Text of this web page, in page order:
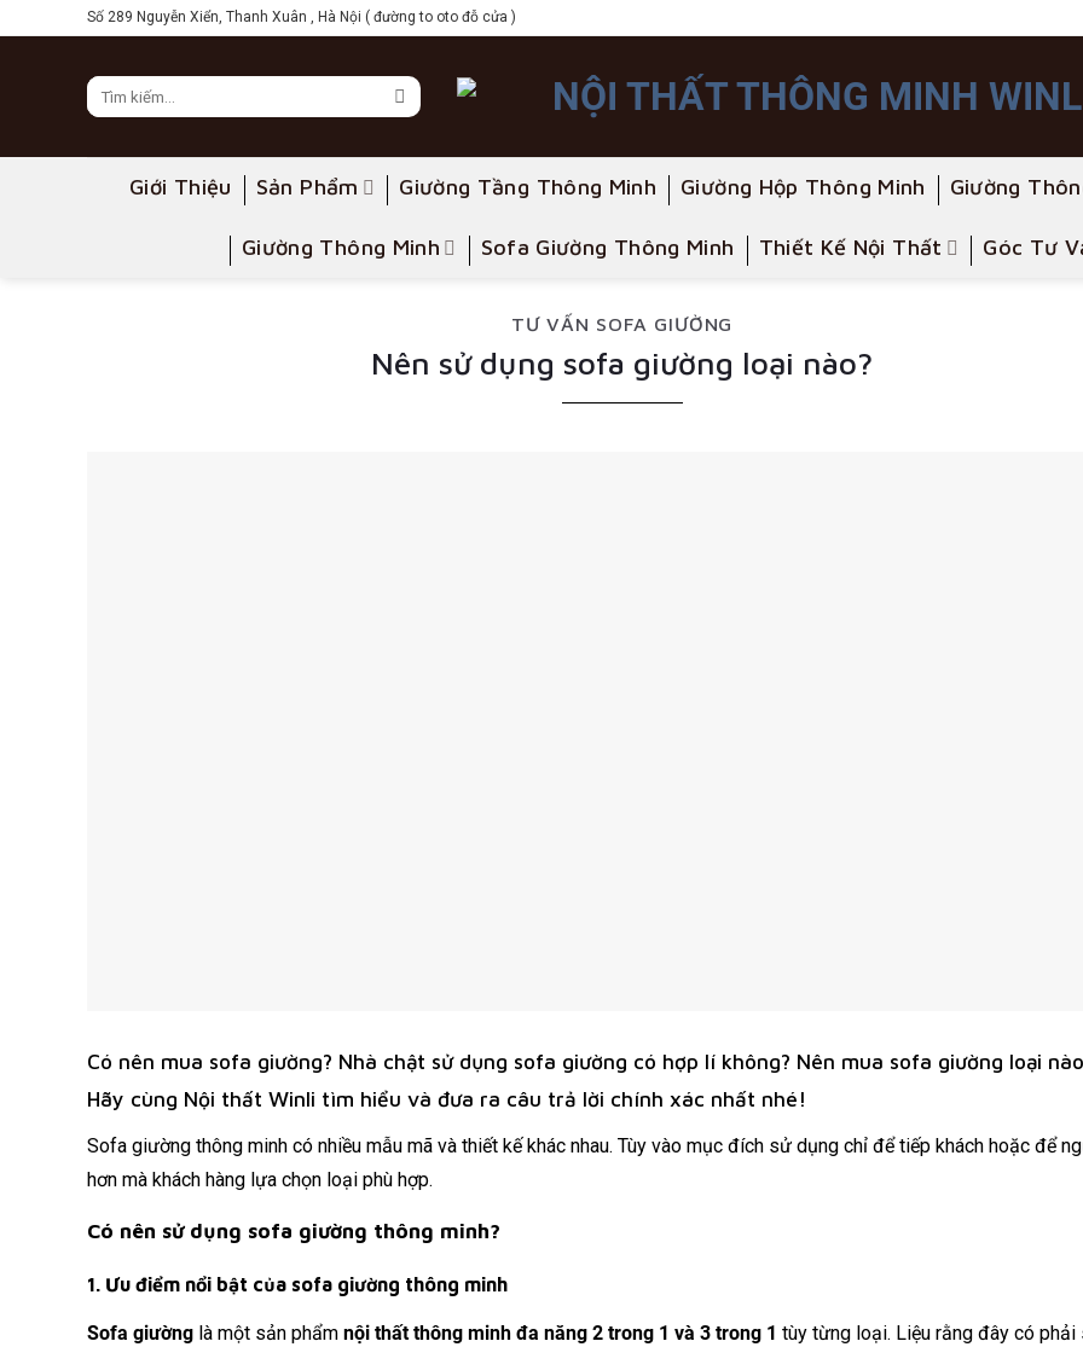
to
Số 289 Nguyễn Xiển, Thanh Xuân , Hà Nội ( đường to oto đỗ cửa )
Giới Thiệu Sản Phẩm Giường Tầng Thông Minh Giường Hộp Thông Minh Giường
Giường Thông Minh Sofa Giường Thông Minh Thiết Kế Nội Thất Góc Tư
TƯ VẤN SOFA GIƯỜNG
Nên sử dụng sofa giường loại nào?
Có nên mua sofa giường? Nhà chật sử dụng sofa giường có hợp lí không? Nên mua sofa giường loại
Hãy cùng Nội thất Winli tìm hiểu và đưa ra câu trả lời chính xác nhất nhé!
Sofa giường thông minh có nhiều mẫu mã và thiết kế khác nhau. Tùy vào mục đích sử dụng chỉ để tiếp khách hoặc để
hơn mà khách hàng lựa chọn loại phù hợp.
Có nên sử dụng sofa giường thông minh?
1. Ưu điểm nổi bật của sofa giường thông minh
Sofa giường là một sản phẩm nội thất thông minh đa năng 2 trong 1 và 3 trong 1 tùy từng loại. Liệu rằng đây có phải